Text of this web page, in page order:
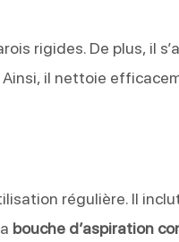
rigides. De plus, il
il nettoie
régulière. Il
bouche d’aspiration